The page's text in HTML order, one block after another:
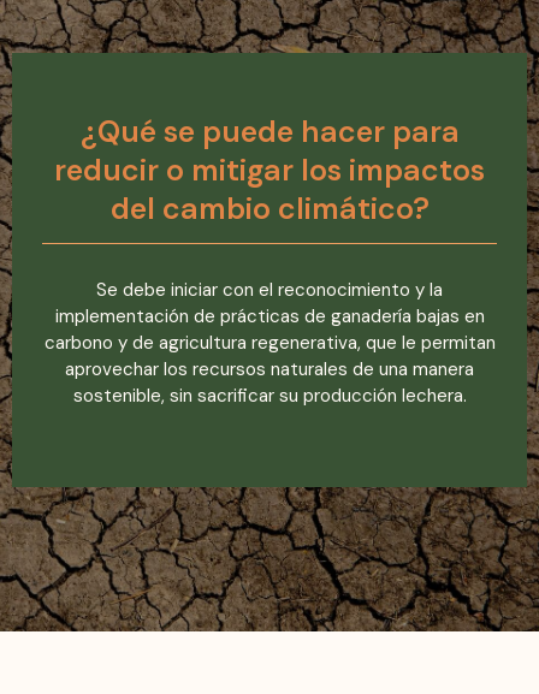
¿Qué se puede hacer para
reducir o mitigar los impactos
del cambio climático?
Se debe iniciar con el reconocimiento y la
implementación de prácticas de ganadería bajas en
carbono y de agricultura regenerativa, que le permitan
aprovechar los recursos naturales de una manera
sostenible, sin sacrificar su producción lechera.